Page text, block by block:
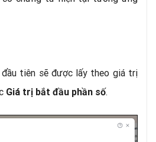
tiên sẽ được lấy theo giá trị
Giá trị bắt đầu phần số.